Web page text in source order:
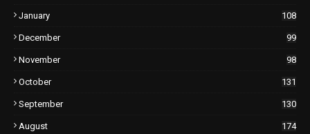
January 108
December 99
November 98
October 131
September 130
August 174